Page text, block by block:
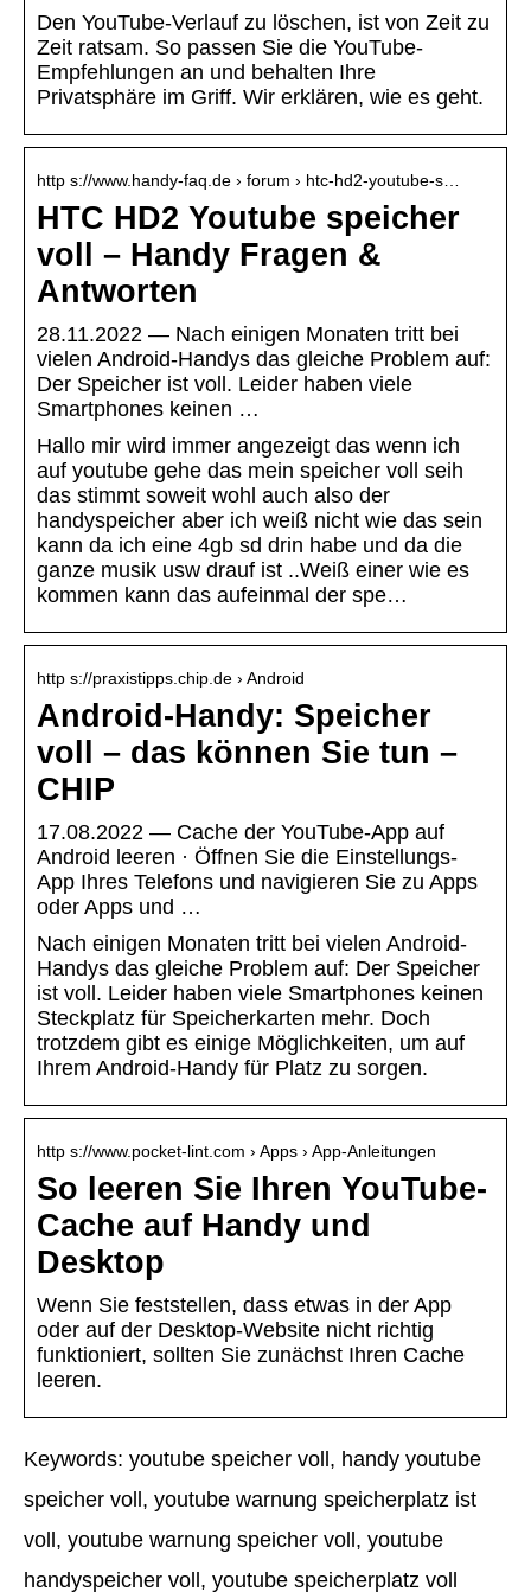
Den YouTube-Verlauf zu löschen, ist von Zeit zu
Zeit ratsam. So passen Sie die YouTube-
Empfehlungen an und behalten Ihre
Privatsphäre im Griff. Wir erklären, wie es geht.
http s://www.handy-faq.de › forum › htc-hd2-youtube-s…
HTC HD2 Youtube speicher
voll – Handy Fragen &
Antworten
28.11.2022 — Nach einigen Monaten tritt bei
vielen Android-Handys das gleiche Problem auf:
Der Speicher ist voll. Leider haben viele
Smartphones keinen …
Hallo mir wird immer angezeigt das wenn ich
auf youtube gehe das mein speicher voll seih
das stimmt soweit wohl auch also der
handyspeicher aber ich weiß nicht wie das sein
kann da ich eine 4gb sd drin habe und da die
ganze musik usw drauf ist ..Weiß einer wie es
kommen kann das aufeinmal der spe…
http s://praxistipps.chip.de › Android
Android-Handy: Speicher
voll – das können Sie tun –
CHIP
17.08.2022 — Cache der YouTube-App auf
Android leeren · Öffnen Sie die Einstellungs-
App Ihres Telefons und navigieren Sie zu Apps
oder Apps und …
Nach einigen Monaten tritt bei vielen Android-
Handys das gleiche Problem auf: Der Speicher
ist voll. Leider haben viele Smartphones keinen
Steckplatz für Speicherkarten mehr. Doch
trotzdem gibt es einige Möglichkeiten, um auf
Ihrem Android-Handy für Platz zu sorgen.
http s://www.pocket-lint.com › Apps › App-Anleitungen
So leeren Sie Ihren YouTube-
Cache auf Handy und
Desktop
Wenn Sie feststellen, dass etwas in der App
oder auf der Desktop-Website nicht richtig
funktioniert, sollten Sie zunächst Ihren Cache
leeren.
Keywords: youtube speicher voll, handy youtube
speicher voll, youtube warnung speicherplatz ist
voll, youtube warnung speicher voll, youtube
handyspeicher voll, youtube speicherplatz voll